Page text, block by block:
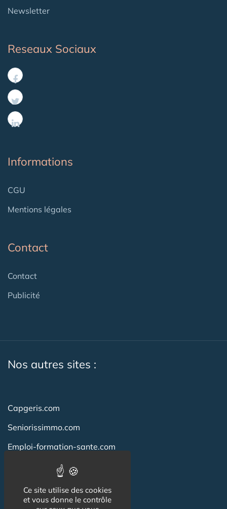
Newsletter
Reseaux Sociaux
Informations
CGU
Mentions légales
Contact
Contact
Publicité
Nos autres sites :
Capgeris.com
Seniorissimmo.com
Emploi-formation-sante.com
Creche-et-naissance.com
Co-Living & Co-Working
Ce site utilise des cookies
et vous donne le contrôle